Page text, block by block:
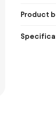
Product